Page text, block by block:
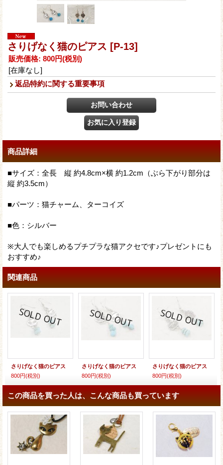
さりげなく猫のピアス [P-13]
販売価格: 800円(税別)
[在庫なし]
返品特約に関する重要事項
商品詳細
■サイズ：全長 縦 約4.8cm×横 約1.2cm（ぶら下がり部分は
縦 約3.5cm）
■パーツ：猫チャーム、ターコイズ
■色：シルバー
※大人でも楽しめるプチプラな猫アクセです♪プレゼントにも
おすすめ♪
関連商品
さりげなく猫のピアス
800円(税別)
さりげなく猫のピアス
800円(税別)
さりげなく猫のピアス
800円(税別)
この商品を買った人は、こんな商品も買っています